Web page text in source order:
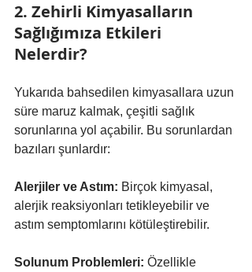
2. Zehirli Kimyasalların
Sağlığımıza Etkileri
Nelerdir?
Yukarıda bahsedilen kimyasallara uzun
süre maruz kalmak, çeşitli sağlık
sorunlarına yol açabilir. Bu sorunlardan
bazıları şunlardır:
Alerjiler ve Astım: Birçok kimyasal,
alerjik reaksiyonları tetikleyebilir ve
astım semptomlarını kötüleştirebilir.
Solunum Problemleri: Özellikle